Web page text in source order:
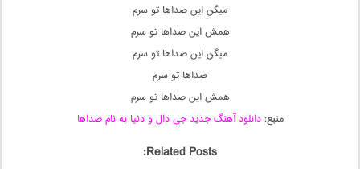
میگن این صداها تو سرم
همش این صداها تو سرم
میگن این صداها تو سرم
صداها تو سرم
همش این صداها تو سرم
منبع:دانلود آهنگ جدید جی دال و دنیا به نام صداها
Related Posts: